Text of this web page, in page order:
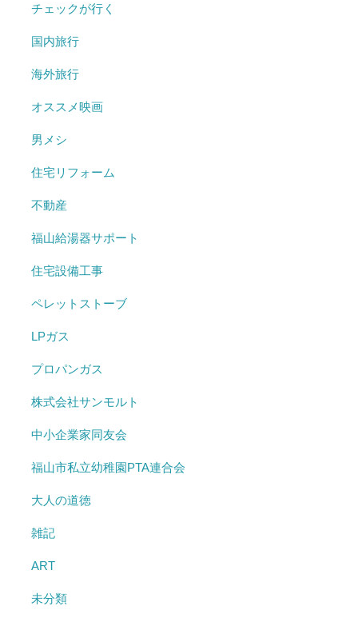
チェックが行く
国内旅行
海外旅行
オススメ映画
男メシ
住宅リフォーム
不動産
福山給湯器サポート
住宅設備工事
ペレットストーブ
LPガス
プロパンガス
株式会社サンモルト
中小企業家同友会
福山市私立幼稚園PTA連合会
大人の道徳
雑記
ART
未分類